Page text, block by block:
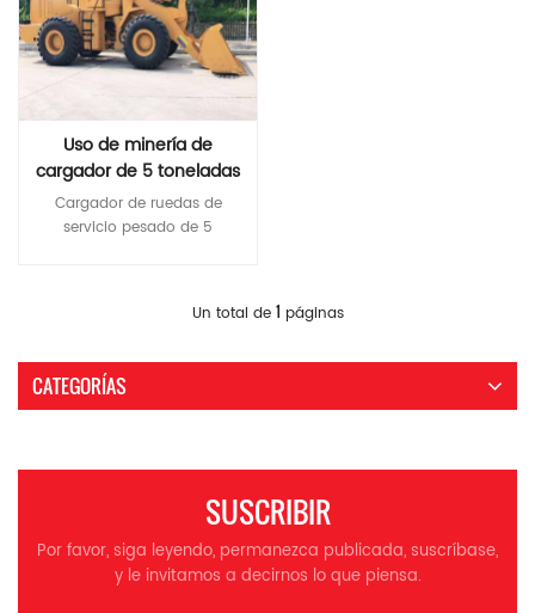
Uso de minería de
cargador de 5 toneladas
de servicio pesado
Cargador de ruedas de
servicio pesado de 5
Un total de 1 páginas
CATEGORÍAS
SUSCRIBIR
Por favor, siga leyendo, permanezca publicada, suscríbase,
y le invitamos a decirnos lo que piensa.